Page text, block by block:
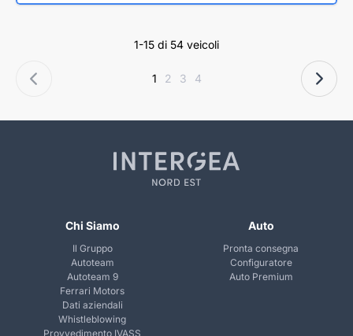
1-15 di 54 veicoli
1 2 3 4
Chi Siamo
Il Gruppo
Autoteam
Autoteam 9
Ferrari Motors
Dati aziendali
Whistleblowing
Provvedimento IVASS
Auto
Pronta consegna
Configuratore
Auto Premium